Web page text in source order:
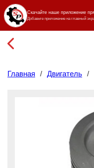
Главная / Двигатель /